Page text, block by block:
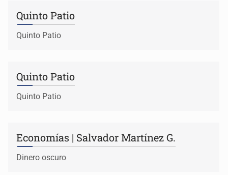
Quinto Patio
Quinto Patio
Quinto Patio
Quinto Patio
Economías | Salvador Martínez G.
Dinero oscuro